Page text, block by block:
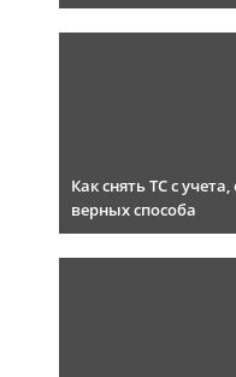
Как снять ТС с
верных способа